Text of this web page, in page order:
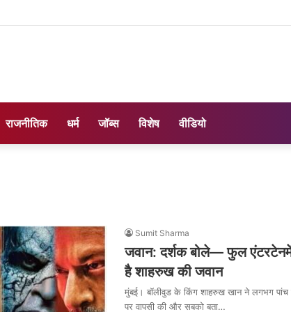
राजनीतिक धर्म जॉब्स विशेष वीडियो
Sumit Sharma
जवान: दर्शक बोले— फुल
है शाहरुख की जवान
मुंबई। बॉलीवुड के किंग शाहरुख खान ने लगभग पांच
पर वापसी की और सबको बता…